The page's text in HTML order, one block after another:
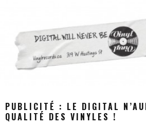
PUBLICITÉ : LE DIGITAL
QUALITÉ DES VINYLES !